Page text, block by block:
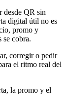
desde QR sin
digital útil no es
promo y
se cobra.
corregir o pedir
el ritmo real del
la promo y el